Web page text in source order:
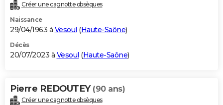
Créer une cagnotte obsèques
Naissance
29/04/1963 à Vesoul (Haute-Saône)
Décès
20/07/2023 à Vesoul (Haute-Saône)
Pierre REDOUTEY (90 ans)
Créer une cagnotte obsèques